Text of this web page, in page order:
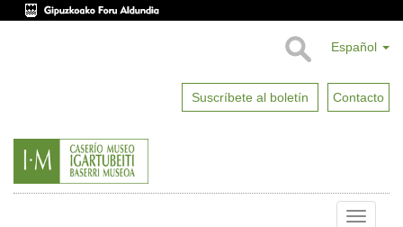
Español
Suscríbete al boletín Contacto
Toggle